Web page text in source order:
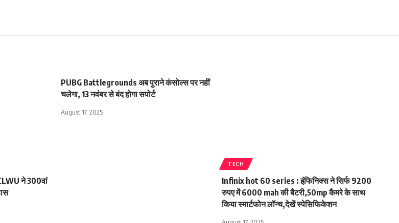
ने 300वां
PUBG Battlegrounds अब पुराने कंसोल्स पर नहीं
चलेगा, 13 नवंबर से बंद होगा सपोर्ट
August 17, 2025
TECH
Infinix hot 60 series : इंफिनिक्स ने सिर्फ 9200
रुपए में 6000 mah की बैटरी,50mp कैमरे के साथ
किया स्मार्टफोन लॉन्च,देखें स्पेसिफिकेशन